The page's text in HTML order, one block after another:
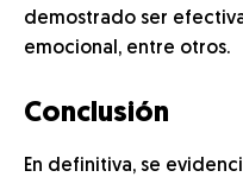
demostrado ser
emocional, entre otros.
Conclusión
En definitiva, se